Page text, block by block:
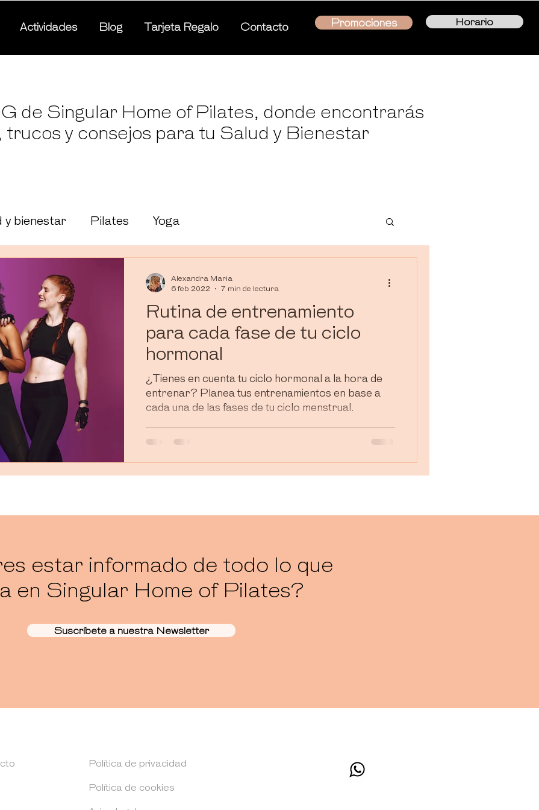
Actividades Blog Tarjeta Regalo Contacto Promociones Horario
de Singular Home of Pilates, donde encontrarás
trucos y consejos para tu Salud y Bienestar
y bienestar Pilates Yoga
Rutina de entrenamiento
para cada fase de tu ciclo
hormonal
¿Tienes en cuenta tu ciclo hormonal a la hora de
entrenar? Planea tus entrenamientos en base a
cada una de las fases de tu ciclo menstrual.
Alexandra Maria
6 feb 2022
7 min de lectura
estar informado de todo lo que
en Singular Home of Pilates?
Suscríbete a nuestra Newsletter
Política de privacidad
Política de cookies